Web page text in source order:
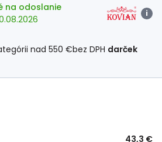
na odoslanie
i
nad 550 €bez DPH darček
43,3 €